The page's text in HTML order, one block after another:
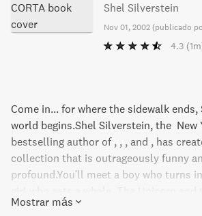
Shel Silverstein
Nov 01, 2002 (publicado
4.3
Come in... for where the sidewalk
world begins.Shel Silverstein, the New
bestselling author of , , , and , has
collection that is outrageously funny
profound.You'll meet a boy who turns
there, and so does Sarah Cynthia
Mostrar más